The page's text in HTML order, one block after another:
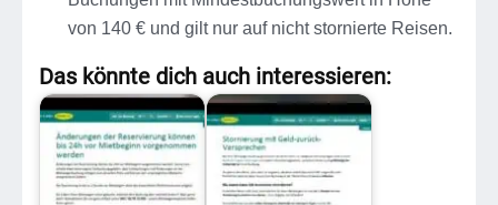
von 140 € und gilt nur auf nicht stornierte Reisen.
Das könnte dich auch interessieren: